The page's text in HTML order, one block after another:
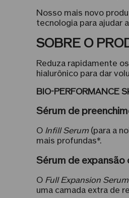
Nosso mais novo
tecnologia para ajudar
SOBRE O
Reduza rapidamente
hialurônico para dar
BIO-PERFORMANCE
Sérum de
O Infill Serum(para a
mais profundas*.
Sérum de expansão
O Full Expansion Serum
uma camada extra de